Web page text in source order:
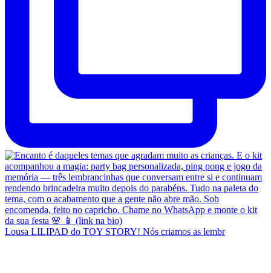
Lousa LILIPAD do TOY STORY! Nós criamos as lembr